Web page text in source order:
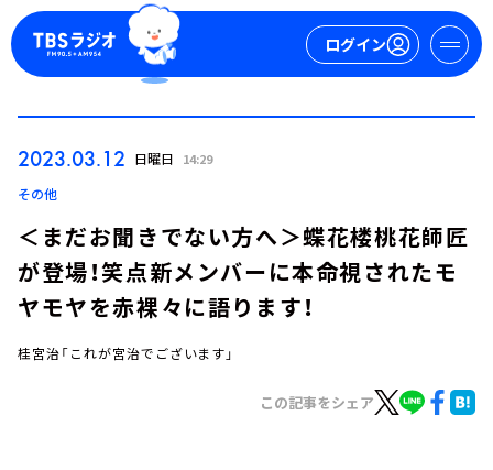
ログイン
2023.03.12 日曜日 14:29
その他
＜まだお聞きでない方へ＞蝶花楼桃花師匠
が登場！笑点新メンバーに本命視されたモ
ヤモヤを赤裸々に語ります！
桂宮治「これが宮治でございます」
この記事をシェア